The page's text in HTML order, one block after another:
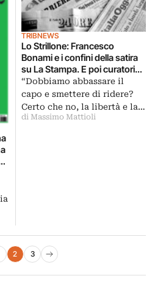
TRIBNEWS
Lo Strillone: Francesco
Bonami e i confini della satira
su La Stampa. E poi curatori
senza frontiere, privati al
lavoro per Pompei, antico
Egitto zoofilo
“Dobbiamo abbassare il
capo e smettere di ridere?
Certo che no, la libertà e la…
di Massimo Mattioli
2 3
Pagina successiva